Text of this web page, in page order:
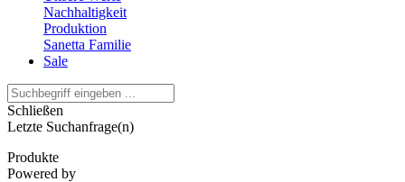
Nachhaltigkeit
Produktion
Sanetta Familie
Sale
Schließen
Letzte Suchanfrage(n)
Produkte
Powered by